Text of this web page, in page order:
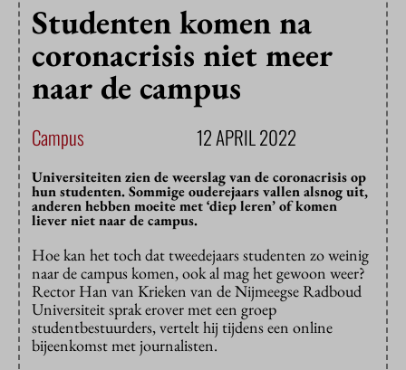
Studenten komen na
coronacrisis niet meer
naar de campus
Campus 12 APRIL 2022
Universiteiten zien de weerslag van de coronacrisis op
hun studenten. Sommige ouderejaars vallen alsnog uit,
anderen hebben moeite met ‘diep leren’ of komen
liever niet naar de campus.
Hoe kan het toch dat tweedejaars studenten zo weinig
naar de campus komen, ook al mag het gewoon weer?
Rector Han van Krieken van de Nijmeegse Radboud
Universiteit sprak erover met een groep
studentbestuurders, vertelt hij tijdens een online
bijeenkomst met journalisten.